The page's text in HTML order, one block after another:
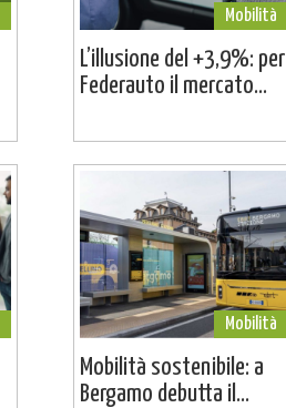
Mobilità
L’illusione del +3,9%: per
Federauto il mercato...
Mobilità
Mobilità sostenibile: a
Bergamo debutta il...